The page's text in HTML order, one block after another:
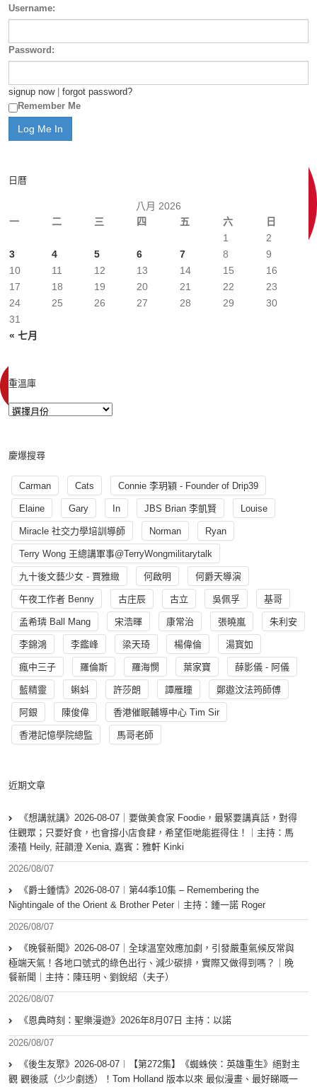
Username:
Password:
signup now| forgot password?
Remember Me
日曆
八月 2026
一
二 三 四 五 六 日
« 七月
1
2
3
4 5 6 7 8
9
10
11 12 13 14 15
16
17
18 19 20 21 22
23
24
25 26 27 28 29
30
31
重溫庫
慶爆搜尋
Carman Cats Connie 李玥穎 - Founder of Drip39
Elaine Gary In JBS Brian 李凱賢 Louise
Miracle 社交力學培訓導師 Norman Ryan
Terry Wong 王總講軍事@TerryWongmilitarytalk
九十後文藝少女 - 賈雅緻 何啟明 何爵天導演
午夜工作者 Benny 古庄辰 古立 吳佩孚 基哥
孟希璘 Ball Mang 宋浩暉 康常治 張曉嵐 朱利安
李錦鴻 李鑑峰 梁天琦 楊偉倫 湯寳如
瘋中三子 羅倫斯 羅海憫 葉家寶 薛影儀 - 阿儀
藍精靈 蝌蚪 許莎朗 譚雁瞳 鄭遨汶法筠師傅
阿銀 陳俊偉 香港催眠輔導中心 Tim Sir
香港記憶學院總監 馬哥老師
近期文章
《想講就講》2026-08-07｜要做美食家 Foodie，最緊要講真話，對得
住觀眾；只要好食，也會撐小店食肆，希望佢哋能捱得住！｜主持：馬
溱禧 Heily, 莊韻澄 Xenia, 嘉賓：雅軒 Kinki
2026/08/07
《爵士鍾情》2026-08-07︱第44季10集 – Remembering the
Nightingale of the Orient & Brother Peter︱主持：鍾一諾 Roger
2026/08/07
《晚餐新聞》2026-08-07｜全球溫室效應加劇，引發嚴重氣候反常與
極端天氣！各地口號式的綠色出行、減少碳排，實際又做得到嗎？｜晚
餐新聞｜主持：陳珏明、劉銳紹（夫子）
2026/08/07
《恩典時刻：聖樂漫遊》2026年8月07日 主持：以諾
2026/08/07
《後生友聚》2026-08-07︱【第272集】《蜘蛛俠：英雄重生》絕對主
觀 觀後感（少少劇透）！Tom Holland 版本以來 最似漫畫、最好睇嘅一